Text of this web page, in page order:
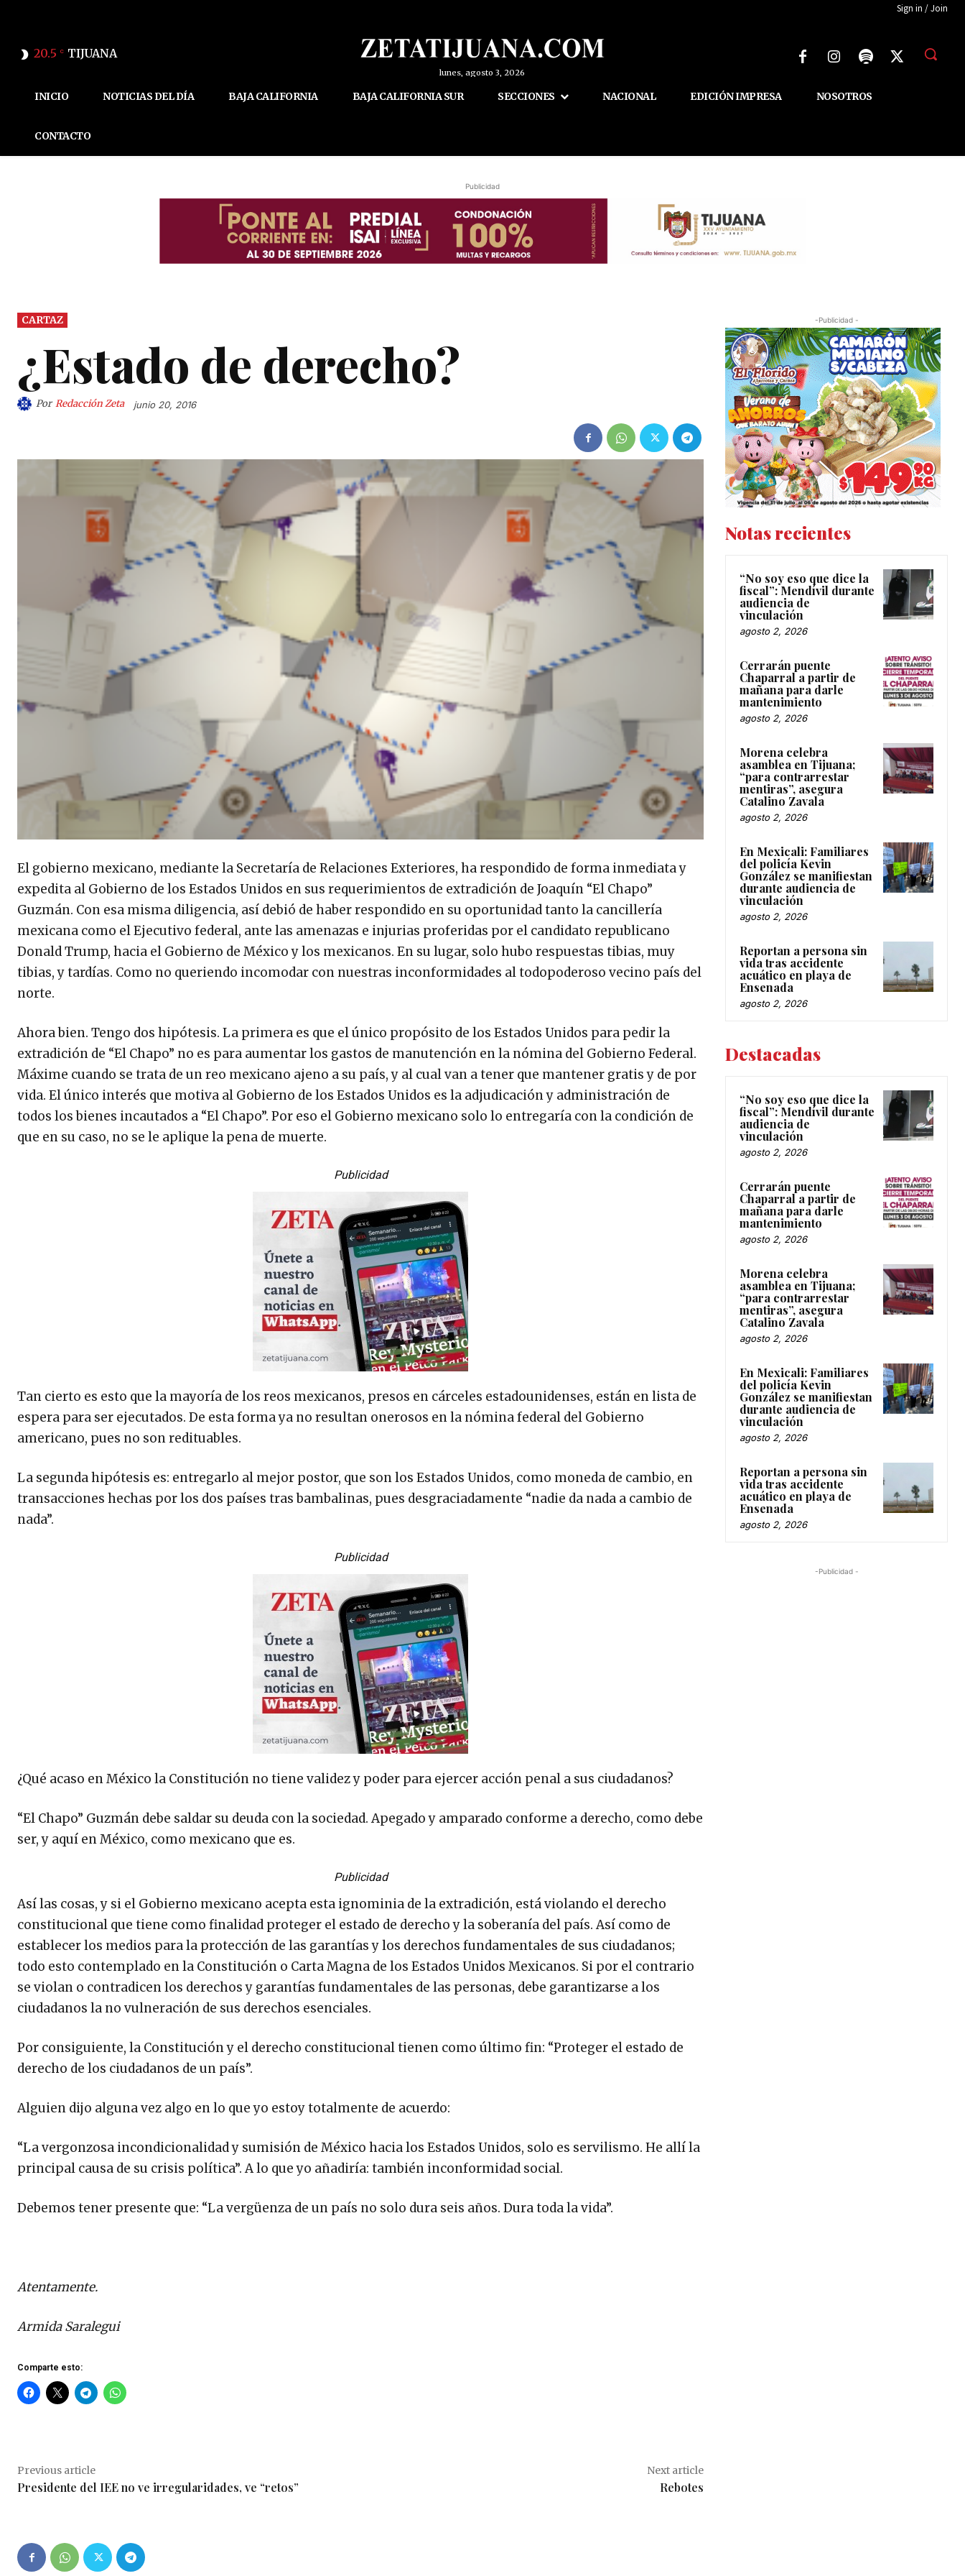
Sign in / Join
20.5 C TIJUANA
lunes, agosto 3, 2026
INICIO NOTICIAS DEL DÍA BAJA CALIFORNIA BAJA CALIFORNIA SUR SECCIONES NACIONAL EDICIÓN IMPRESA NOSOTROS
CONTACTO
Publicidad
CARTAZ
¿Estado de derecho?
Por Redacción Zeta junio 20, 2016
El gobierno mexicano, mediante la Secretaría de Relaciones Exteriores, ha respondido de forma inmediata y
expedita al Gobierno de los Estados Unidos en sus requerimientos de extradición de Joaquín “El Chapo”
Guzmán. Con esa misma diligencia, así debió de haber respondido en su oportunidad tanto la cancillería
mexicana como el Ejecutivo federal, ante las amenazas e injurias proferidas por el candidato republicano
Donald Trump, hacia el Gobierno de México y los mexicanos. En su lugar, solo hubo respuestas tibias, muy
tibias, y tardías. Como no queriendo incomodar con nuestras inconformidades al todopoderoso vecino país del
norte.
Ahora bien. Tengo dos hipótesis. La primera es que el único propósito de los Estados Unidos para pedir la
extradición de “El Chapo” no es para aumentar los gastos de manutención en la nómina del Gobierno Federal.
Máxime cuando se trata de un reo mexicano ajeno a su país, y al cual van a tener que mantener gratis y de por
vida. El único interés que motiva al Gobierno de los Estados Unidos es la adjudicación y administración de
todos los bienes incautados a “El Chapo”. Por eso el Gobierno mexicano solo lo entregaría con la condición de
que en su caso, no se le aplique la pena de muerte.
Publicidad
Tan cierto es esto que la mayoría de los reos mexicanos, presos en cárceles estadounidenses, están en lista de
espera para ser ejecutados. De esta forma ya no resultan onerosos en la nómina federal del Gobierno
americano, pues no son redituables.
La segunda hipótesis es: entregarlo al mejor postor, que son los Estados Unidos, como moneda de cambio, en
transacciones hechas por los dos países tras bambalinas, pues desgraciadamente “nadie da nada a cambio de
nada”.
Publicidad
¿Qué acaso en México la Constitución no tiene validez y poder para ejercer acción penal a sus ciudadanos?
“El Chapo” Guzmán debe saldar su deuda con la sociedad. Apegado y amparado conforme a derecho, como debe
ser, y aquí en México, como mexicano que es.
Publicidad
Así las cosas, y si el Gobierno mexicano acepta esta ignominia de la extradición, está violando el derecho
constitucional que tiene como finalidad proteger el estado de derecho y la soberanía del país. Así como de
establecer los medios para la protección de las garantías y los derechos fundamentales de sus ciudadanos;
todo esto contemplado en la Constitución o Carta Magna de los Estados Unidos Mexicanos. Si por el contrario
se violan o contradicen los derechos y garantías fundamentales de las personas, debe garantizarse a los
ciudadanos la no vulneración de sus derechos esenciales.
Por consiguiente, la Constitución y el derecho constitucional tienen como último fin: “Proteger el estado de
derecho de los ciudadanos de un país”.
Alguien dijo alguna vez algo en lo que yo estoy totalmente de acuerdo:
“La vergonzosa incondicionalidad y sumisión de México hacia los Estados Unidos, solo es servilismo. He allí la
principal causa de su crisis política”. A lo que yo añadiría: también inconformidad social.
Debemos tener presente que: “La vergüenza de un país no solo dura seis años. Dura toda la vida”.
Atentamente.
Armida Saralegui
Comparte esto:
Previous article
Presidente del IEE no ve irregularidades, ve “retos”
Next article
Rebotes
-Publicidad -
Notas recientes
“No soy eso que dice la
fiscal”: Mendívil durante
audiencia de
vinculación
agosto 2, 2026
Cerrarán puente
Chaparral a partir de
mañana para darle
mantenimiento
agosto 2, 2026
Morena celebra
asamblea en Tijuana;
“para contrarrestar
mentiras”, asegura
Catalino Zavala
agosto 2, 2026
En Mexicali: Familiares
del policía Kevin
González se manifiestan
durante audiencia de
vinculación
agosto 2, 2026
Reportan a persona sin
vida tras accidente
acuático en playa de
Ensenada
agosto 2, 2026
Destacadas
“No soy eso que dice la
fiscal”: Mendívil durante
audiencia de
vinculación
agosto 2, 2026
Cerrarán puente
Chaparral a partir de
mañana para darle
mantenimiento
agosto 2, 2026
Morena celebra
asamblea en Tijuana;
“para contrarrestar
mentiras”, asegura
Catalino Zavala
agosto 2, 2026
En Mexicali: Familiares
del policía Kevin
González se manifiestan
durante audiencia de
vinculación
agosto 2, 2026
Reportan a persona sin
vida tras accidente
acuático en playa de
Ensenada
agosto 2, 2026
-Publicidad -